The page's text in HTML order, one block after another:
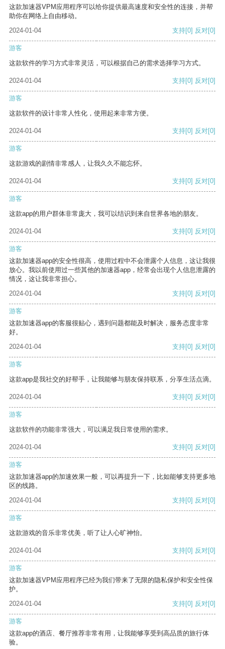
这款加速器VPM应用程序可以给你提供最高速度和安全性的连接，并帮
助你在网络上自由移动。
2024-01-04
支持[0] 反对[0]
游客
这款软件的学习方式非常灵活，可以根据自己的需求选择学习方式。
2024-01-04 支持[0] 反对[0]
游客
这款软件的设计非常人性化，使用起来非常方便。
2024-01-04 支持[0] 反对[0]
游客
这款游戏的剧情非常感人，让我久久不能忘怀。
2024-01-04 支持[0] 反对[0]
游客
这款app的用户群体非常庞大，我可以结识到来自世界各地的朋友。
2024-01-04 支持[0] 反对[0]
游客
这款加速器app的安全性很高，使用过程中不会泄露个人信息，这让我很
放心。我以前使用过一些其他的加速器app，经常会出现个人信息泄露的
情况，这让我非常担心。
2024-01-04
支持[0] 反对[0]
游客
这款加速器app的客服很贴心，遇到问题都能及时解决，服务态度非常
好。
2024-01-04
支持[0] 反对[0]
游客
这款app是我社交的好帮手，让我能够与朋友保持联系，分享生活点滴。
2024-01-04 支持[0] 反对[0]
游客
这款软件的功能非常强大，可以满足我日常使用的需求。
2024-01-04 支持[0] 反对[0]
游客
这款加速器app的加速效果一般，可以再提升一下，比如能够支持更多地
区的线路。
2024-01-04
支持[0] 反对[0]
游客
这款游戏的音乐非常优美，听了让人心旷神怡。
2024-01-04 支持[0] 反对[0]
游客
这款加速器VPM应用程序已经为我们带来了无限的隐私保护和安全性保
护。
2024-01-04
支持[0] 反对[0]
游客
这款app的酒店、餐厅推荐非常有用，让我能够享受到高品质的旅行体
验。